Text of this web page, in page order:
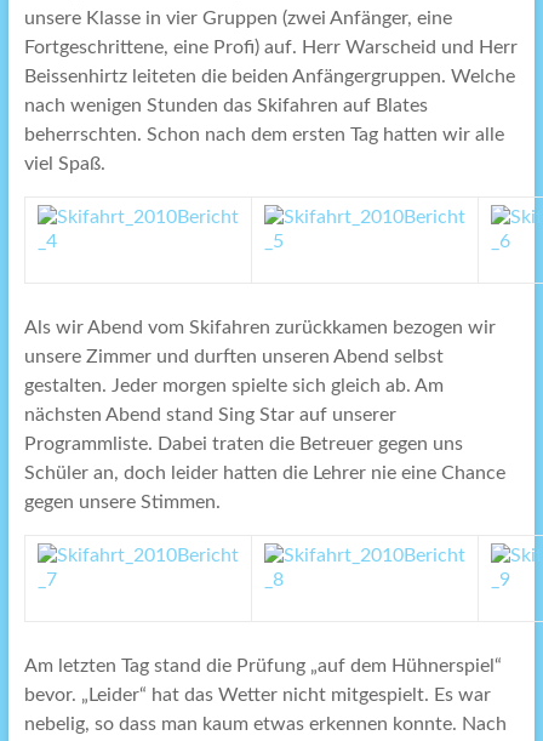
unsere Klasse in vier Gruppen (zwei Anfänger, eine
Fortgeschrittene, eine Profi) auf. Herr Warscheid und Herr
Beissenhirtz leiteten die beiden Anfängergruppen. Welche
nach wenigen Stunden das Skifahren auf Blates
beherrschten. Schon nach dem ersten Tag hatten wir alle
viel Spaß.
Als wir Abend vom Skifahren zurückkamen bezogen wir
unsere Zimmer und durften unseren Abend selbst
gestalten. Jeder morgen spielte sich gleich ab. Am
nächsten Abend stand Sing Star auf unserer
Programmliste. Dabei traten die Betreuer gegen uns
Schüler an, doch leider hatten die Lehrer nie eine Chance
gegen unsere Stimmen.
Am letzten Tag stand die Prüfung „auf dem Hühnerspiel“
bevor. „Leider“ hat das Wetter nicht mitgespielt. Es war
nebelig, so dass man kaum etwas erkennen konnte. Nach